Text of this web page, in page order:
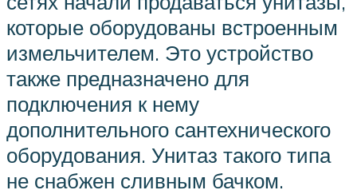
которые оборудованы встроенным
измельчителем. Это устройство
также предназначено для
подключения к нему
дополнительного сантехнического
оборудования. Унитаз такого типа
не снабжен сливным бачком.